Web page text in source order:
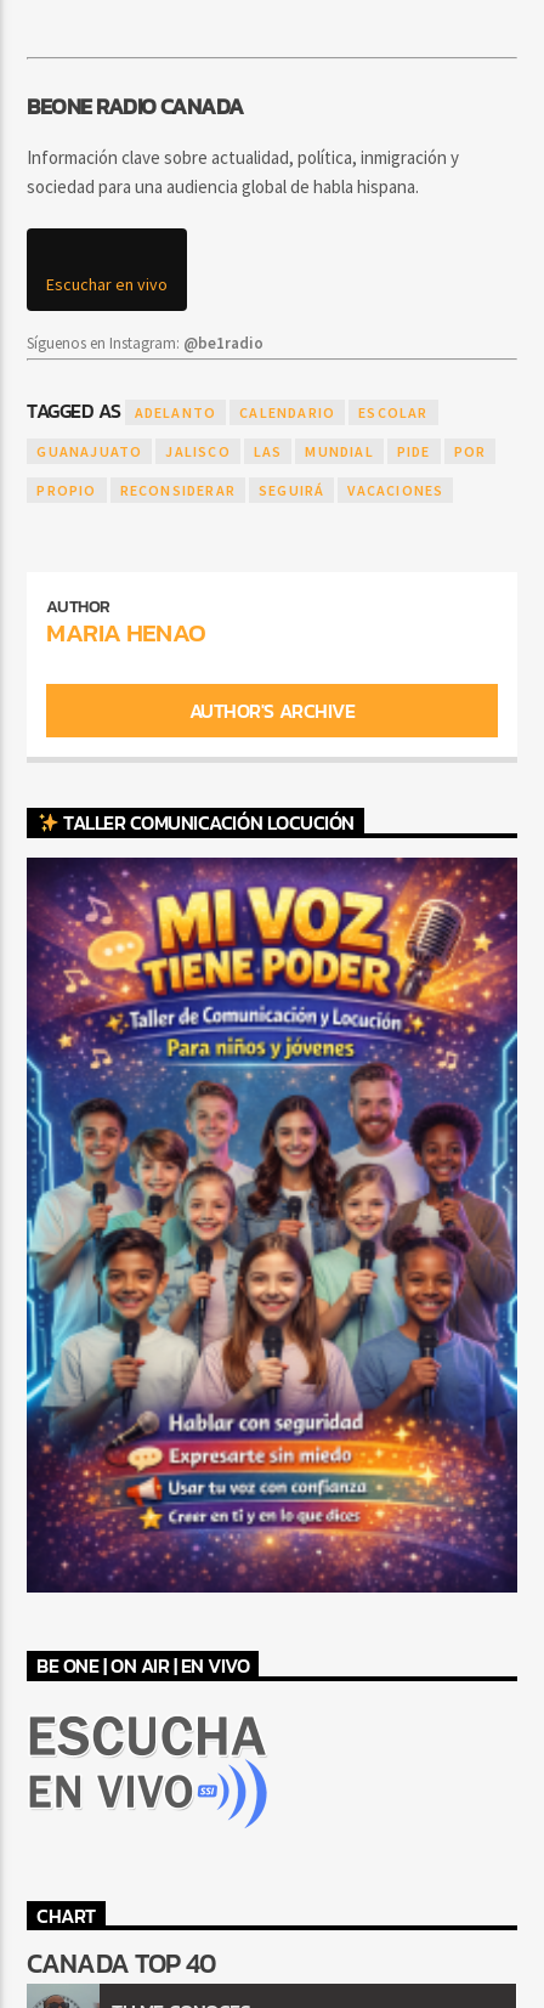
BEONE RADIO CANADA
Información clave sobre actualidad, política, inmigración y
sociedad para una audiencia global de habla hispana.
Escuchar en vivo
Síguenos en Instagram: @be1radio
TAGGED AS ADELANTO CALENDARIO ESCOLAR
GUANAJUATO JALISCO LAS MUNDIAL PIDE POR
PROPIO RECONSIDERAR SEGUIRÁ VACACIONES
AUTHOR
MARIA HENAO
AUTHOR'S ARCHIVE
TALLER COMUNICACIÓN LOCUCIÓN
BE ONE | ON AIR | EN VIVO
CHART
CANADA TOP 40